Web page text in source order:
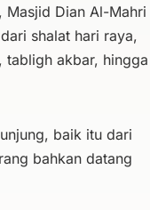
Masjid Dian Al-Mahri
shalat hari raya,
tabligh akbar, hingga
baik itu dari
bahkan datang